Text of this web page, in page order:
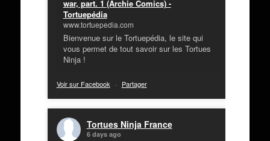
war, part. 1 (Archie Comics) -
Tortuepédia
www.tortuepedia.com
Bienvenue sur le Tortuepédia, le site qui
vous permet de tout savoir sur les Tortues
Ninja !
Voir sur Facebook · Partager
Tortues Ninja France
6 days ago